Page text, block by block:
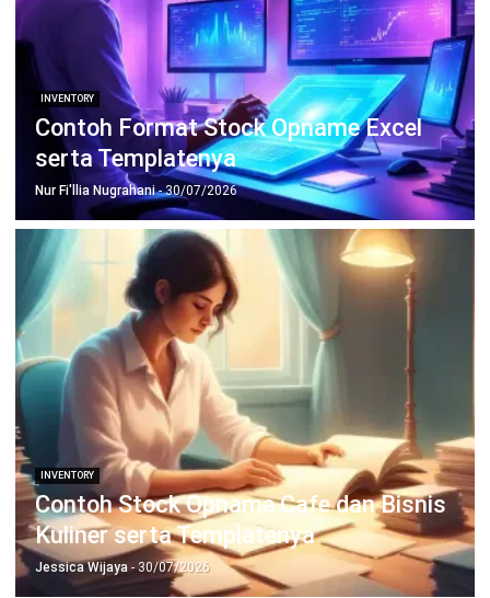
HRM
WMS
INDUSTRI
Manufacturing
Wholesale
Retail
Construction
Engineering
Mining
Facility
Agriculture
Central Kitchen
© BusinessTech by Hashmicro
HomeIndustriProdukTentang KamiHubungi Kami